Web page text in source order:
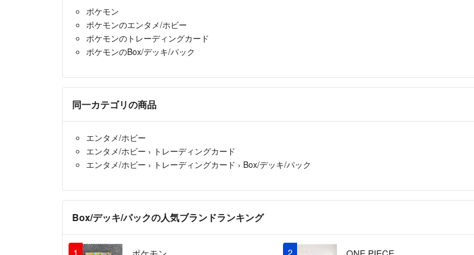
ポケモン
ポケモンのエンタメ/ホビー
ポケモンのトレーディングカード
ポケモンのBox/デッキ/パック
同一カテゴリの商品
エンタメ/ホビー
エンタメ/ホビー › トレーディングカード
エンタメ/ホビー › トレーディングカード › Box/デッキ/パック
Box/デッキ/パックの人気ブランドランキング
1 2